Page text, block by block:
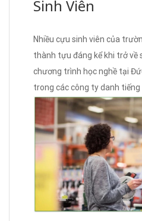
Sinh Viên
Nhiều cựu sinh viên của
thành tựu đáng kể khi trở về
chương trình học nghề tại
trong các công ty danh